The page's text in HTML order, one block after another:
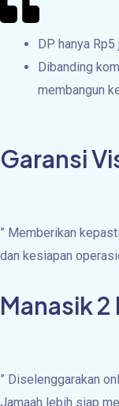
DP hanya
Dibanding
membangun
Garansi
” Memberikan
dan kesiapan
Manasik
” Diselenggarakan
Jamaah lebih siap